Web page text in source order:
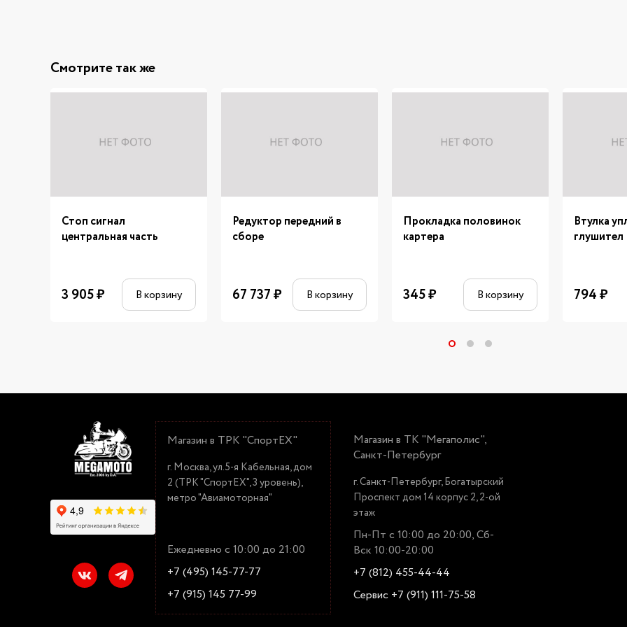
Смотрите так же
Стоп сигнал
центральная часть
3 905₽ В корзину
Редуктор передний в
сборе
67 737₽ В корзину
Прокладка половинок
картера
345₽ В корзину
Втулка
глушител
794₽
Магазин в ТРК "СпортЕХ"
г. Москва, ул.5-я Кабельная, дом
2 (ТРК "СпортЕХ", 3 уровень),
метро "Авиамоторная"
Ежедневно с 10:00 до 21:00
+7 (495) 145-77-77
+7 (915) 145 77-99
Магазин в ТК "Мегаполис",
Санкт-Петербург
г. Санкт-Петербург, Богатырский
Проспект дом 14 корпус 2, 2-ой
этаж
Пн-Пт с 10:00 до 20:00, Сб-
Вск 10:00-20:00
+7 (812) 455-44-44
Сервис +7 (911) 111-75-58